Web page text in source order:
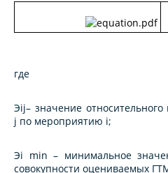
где
Эij– значение относительного
j по мероприятию i;
Эi min – минимальное
совокупности оцениваемых